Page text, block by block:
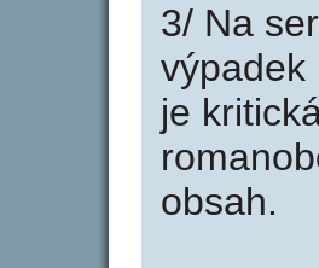
3/ Na
výpadek
je
obsah.